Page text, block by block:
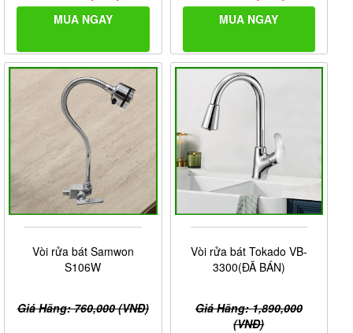
MUA NGAY
MUA NGAY
Vòi rửa bát Samwon
S106W
Giá Hãng: 760,000 (VNĐ)
Vòi rửa bát Tokado VB-
3300(ĐÃ BÁN)
Giá Hãng: 1,890,000
(VNĐ)